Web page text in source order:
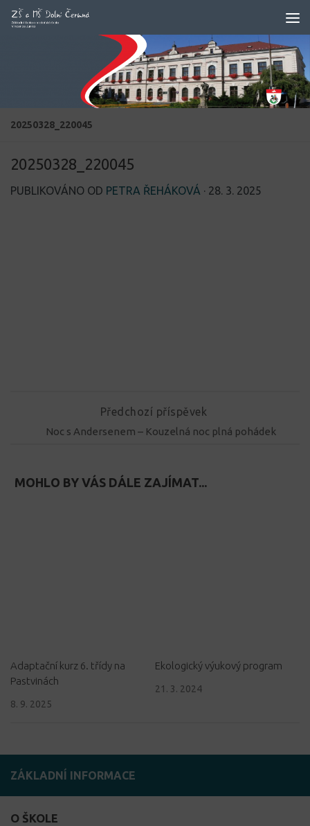
Skip to content
20250328_220045
20250328_220045
PUBLIKOVÁNO OD PETRA ŘEHÁKOVÁ · 28. 3. 2025
Předchozí příspěvek
Noc s Andersenem – Kouzelná noc plná pohádek
MOHLO BY VÁS DÁLE ZAJÍMAT...
Adaptační kurz 6. třídy na
Pastvinách
8. 9. 2025
Ekologický výukový program
21. 3. 2024
ZÁKLADNÍ INFORMACE
O ŠKOLE